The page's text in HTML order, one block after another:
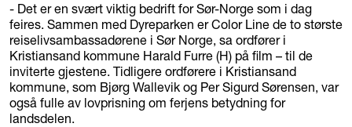
- Det er en svært viktig bedrift for Sør-Norge som i dag
feires. Sammen med Dyreparken er Color Line de to største
reiselivsambassadørene i Sør Norge, sa ordfører i
Kristiansand kommune Harald Furre (H) på film – til de
inviterte gjestene. Tidligere ordførere i Kristiansand
kommune, som Bjørg Wallevik og Per Sigurd Sørensen, var
også fulle av lovprisning om ferjens betydning for
landsdelen.